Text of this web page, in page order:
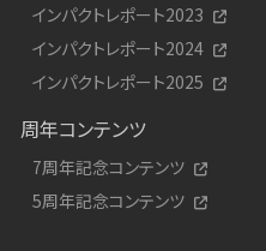
インパクトレポート2023
インパクトレポート2024
インパクトレポート2025
周年コンテンツ
7周年記念コンテンツ
5周年記念コンテンツ